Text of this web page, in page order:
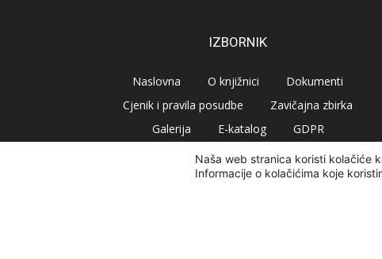
IZBORNIK
Naslovna O knjižnici
Dokumenti
Cjenik i pravila posudbe
Zavičajna zbirka
Galerija
E-katalog GDPR
Naša web stranica koristi kolačiće
Informacije o kolačićima koje